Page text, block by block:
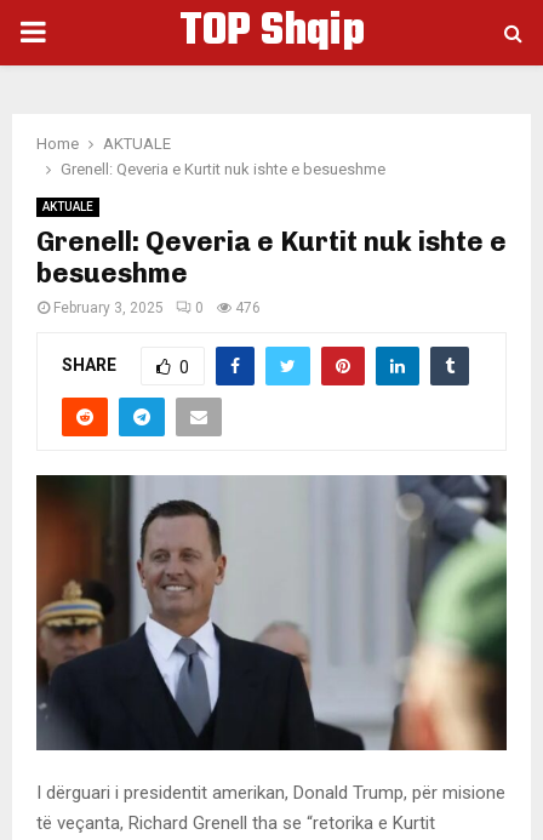
PRIMARY
TOP Shqip
Home
AKTUALE
Grenell: Qeveria e Kurtit nuk ishte e besueshme
AKTUALE
Grenell: Qeveria e Kurtit nuk ishte e
besueshme
February 3, 2025 0 476
SHARE 0
I dërguari i presidentit amerikan, Donald Trump, për misione
të veçanta, Richard Grenell tha se “retorika e Kurtit